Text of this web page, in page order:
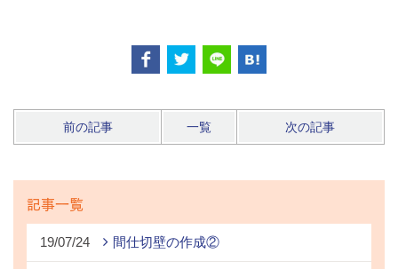
前の記事 一覧 次の記事
記事一覧
19/07/24 間仕切壁の作成②